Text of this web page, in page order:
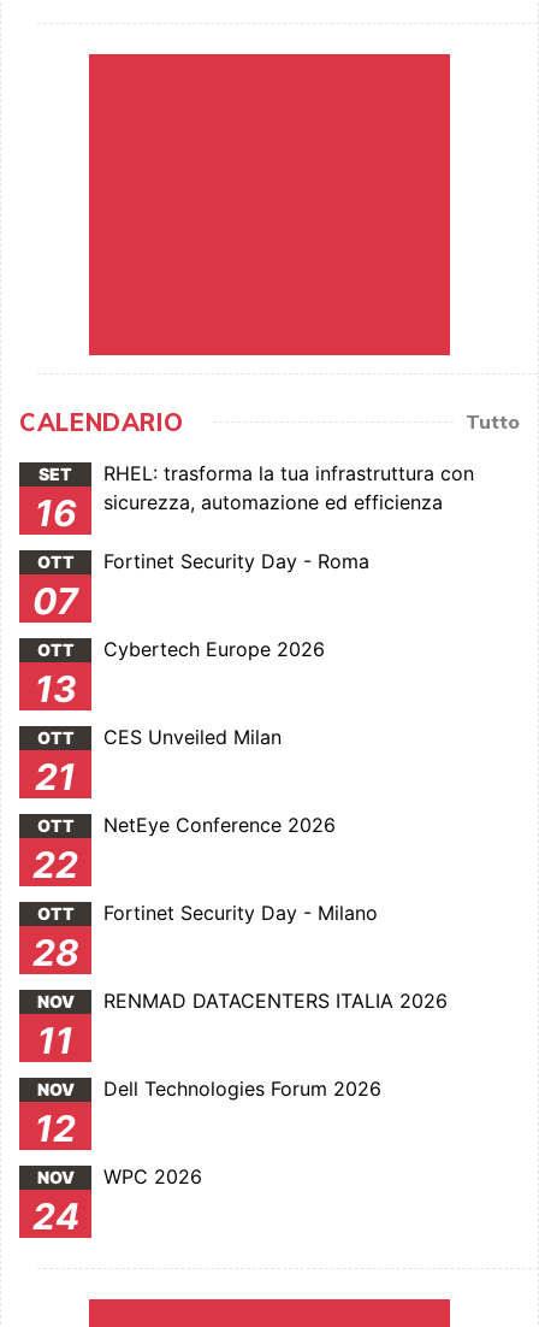
CALENDARIO Tutto
SET
16
RHEL: trasforma la tua infrastruttura con
sicurezza, automazione ed efficienza
OTT
07
Fortinet Security Day - Roma
OTT
13
Cybertech Europe 2026
OTT
21
CES Unveiled Milan
OTT
22
NetEye Conference 2026
OTT
28
Fortinet Security Day - Milano
NOV
11
RENMAD DATACENTERS ITALIA 2026
NOV
12
Dell Technologies Forum 2026
NOV
24
WPC 2026